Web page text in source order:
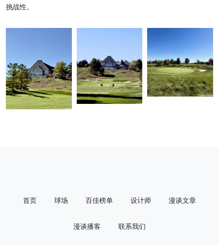
挑战性。
首页 球场 百佳榜单 设计师 漫谈文章
漫谈播客 联系我们